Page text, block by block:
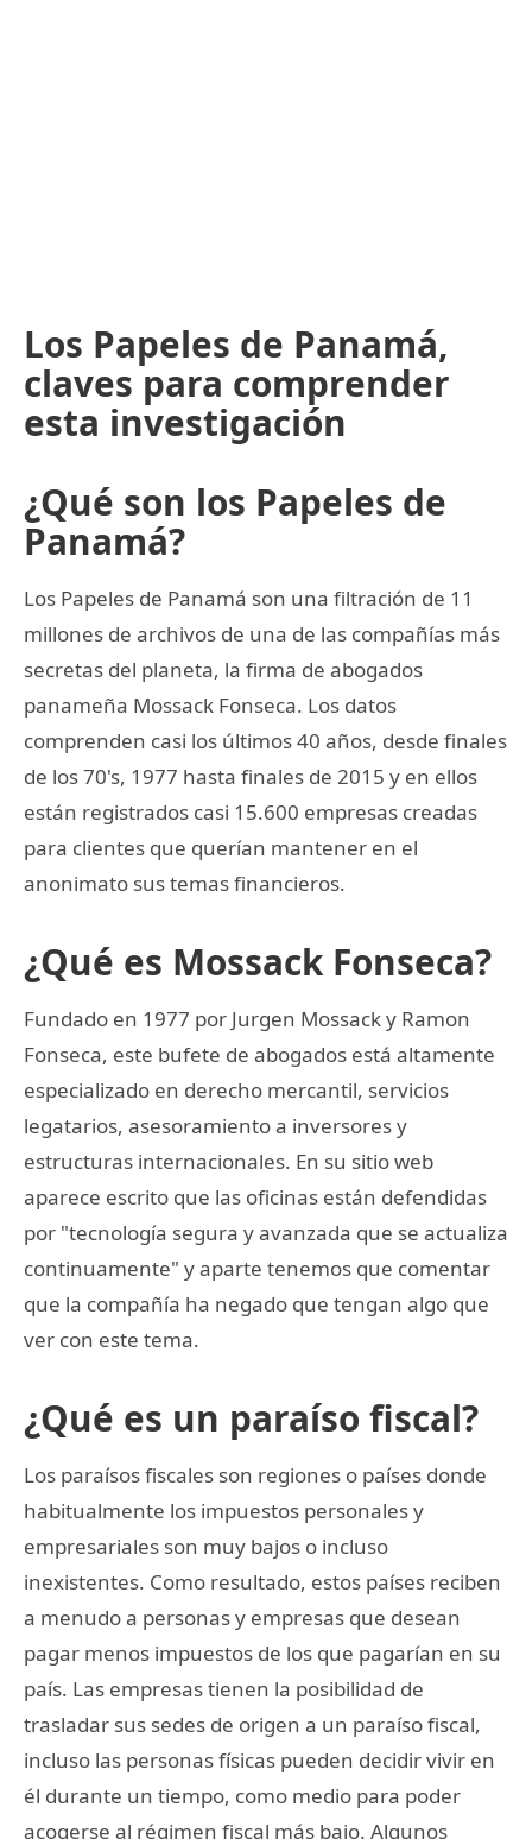
Los Papeles de Panamá,
claves para comprender
esta investigación
¿Qué son los Papeles de
Panamá?
Los Papeles de Panamá son una filtración de 11
millones de archivos de una de las compañías más
secretas del planeta, la firma de abogados
panameña Mossack Fonseca. Los datos
comprenden casi los últimos 40 años, desde finales
de los 70's, 1977 hasta finales de 2015 y en ellos
están registrados casi 15.600 empresas creadas
para clientes que querían mantener en el
anonimato sus temas financieros.
¿Qué es Mossack Fonseca?
Fundado en 1977 por Jurgen Mossack y Ramon
Fonseca, este bufete de abogados está altamente
especializado en derecho mercantil, servicios
legatarios, asesoramiento a inversores y
estructuras internacionales. En su sitio web
aparece escrito que las oficinas están defendidas
por "tecnología segura y avanzada que se actualiza
continuamente" y aparte tenemos que comentar
que la compañía ha negado que tengan algo que
ver con este tema.
¿Qué es un paraíso fiscal?
Los paraísos fiscales son regiones o países donde
habitualmente los impuestos personales y
empresariales son muy bajos o incluso
inexistentes. Como resultado, estos países reciben
a menudo a personas y empresas que desean
pagar menos impuestos de los que pagarían en su
país. Las empresas tienen la posibilidad de
trasladar sus sedes de origen a un paraíso fiscal,
incluso las personas físicas pueden decidir vivir en
él durante un tiempo, como medio para poder
acogerse al régimen fiscal más bajo. Algunos